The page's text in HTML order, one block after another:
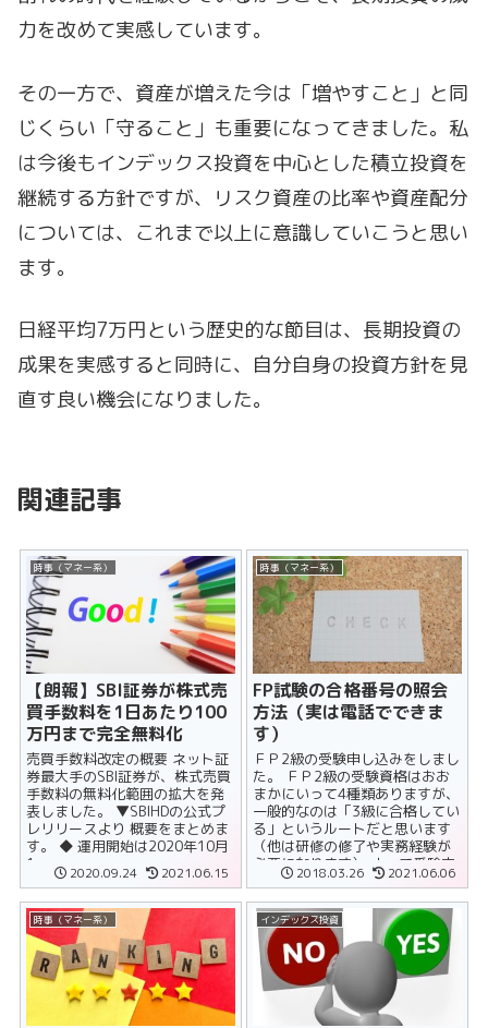
力を改めて実感しています。
その一方で、資産が増えた今は「増やすこと」と同
じくらい「守ること」も重要になってきました。私
は今後もインデックス投資を中心とした積立投資を
継続する方針ですが、リスク資産の比率や資産配分
については、これまで以上に意識していこうと思い
ます。
日経平均7万円という歴史的な節目は、長期投資の
成果を実感すると同時に、自分自身の投資方針を見
直す良い機会になりました。
関連記事
時事（マネー系）
【朗報】SBI証券が株式売
買手数料を1日あたり100
万円まで完全無料化
売買手数料改定の概要 ネット証
券最大手のSBI証券が、株式売買
手数料の無料化範囲の拡大を発
表しました。 ▼SBIHDの公式プ
レリリースより 概要をまとめま
す。 ◆ 運用開始は2020年10月
1......
2020.09.24 2021.06.15
時事（マネー系）
FP試験の合格番号の照会
方法（実は電話でできま
す）
ＦＰ2級の受験申し込みをしまし
た。 ＦＰ2級の受験資格はおお
まかにいって4種類ありますが、
一般的なのは「3級に合格してい
る」というルートだと思います
（他は研修の修了や実務経験が
必要になります） よって受験申
込の際に下位（2級であれば......
2018.03.26 2021.06.06
時事（マネー系） インデックス投資